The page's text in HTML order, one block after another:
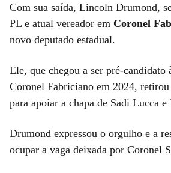
Com sua saída, Lincoln Drumond,
PL e atual vereador em Coronel
novo deputado estadual.
Ele, que chegou a ser pré-candidato
Coronel Fabriciano em 2024, retirou
para apoiar a chapa de Sadi Lucca e
Drumond expressou o orgulho e a
ocupar a vaga deixada por Coronel